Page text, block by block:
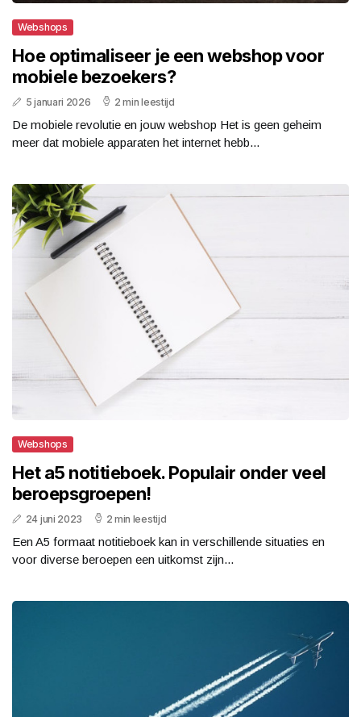
Webshops
Hoe optimaliseer je een webshop voor
mobiele bezoekers?
5 januari 2026 2 min leestijd
De mobiele revolutie en jouw webshop Het is geen geheim
meer dat mobiele apparaten het internet hebb...
Webshops
Het a5 notitieboek. Populair onder veel
beroepsgroepen!
24 juni 2023 2 min leestijd
Een A5 formaat notitieboek kan in verschillende situaties en
voor diverse beroepen een uitkomst zijn...